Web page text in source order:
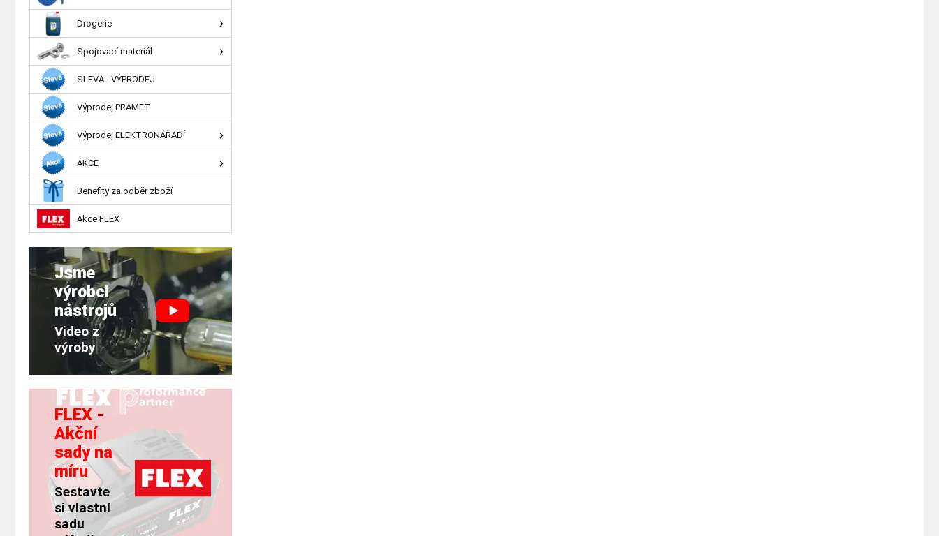
Drogerie
Spojovací materiál
SLEVA - VÝPRODEJ
Výprodej PRAMET
Výprodej ELEKTRONÁŘADÍ
AKCE
Benefity za odběr zboží
Akce FLEX
Jsme
výrobci
nástrojů
Video z
výroby
FLEX -
Akční
sady na
míru
Sestavte
si vlastní
sadu